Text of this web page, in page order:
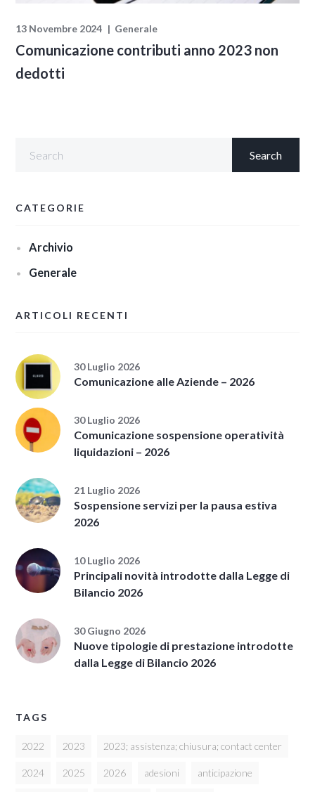
13 Novembre 2024 Generale
Comunicazione contributi anno 2023 non
dedotti
CATEGORIE
Archivio
Generale
ARTICOLI RECENTI
30 Luglio 2026
Comunicazione alle Aziende – 2026
30 Luglio 2026
Comunicazione sospensione operatività
liquidazioni – 2026
21 Luglio 2026
Sospensione servizi per la pausa estiva
2026
10 Luglio 2026
Principali novità introdotte dalla Legge di
Bilancio 2026
30 Giugno 2026
Nuove tipologie di prestazione introdotte
dalla Legge di Bilancio 2026
TAGS
2022 2023 2023; assistenza; chiusura; contact center
2024 2025 2026 adesioni anticipazione